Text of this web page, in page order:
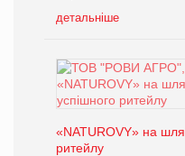
детальніше
«NATUROVY» на
ритейлу